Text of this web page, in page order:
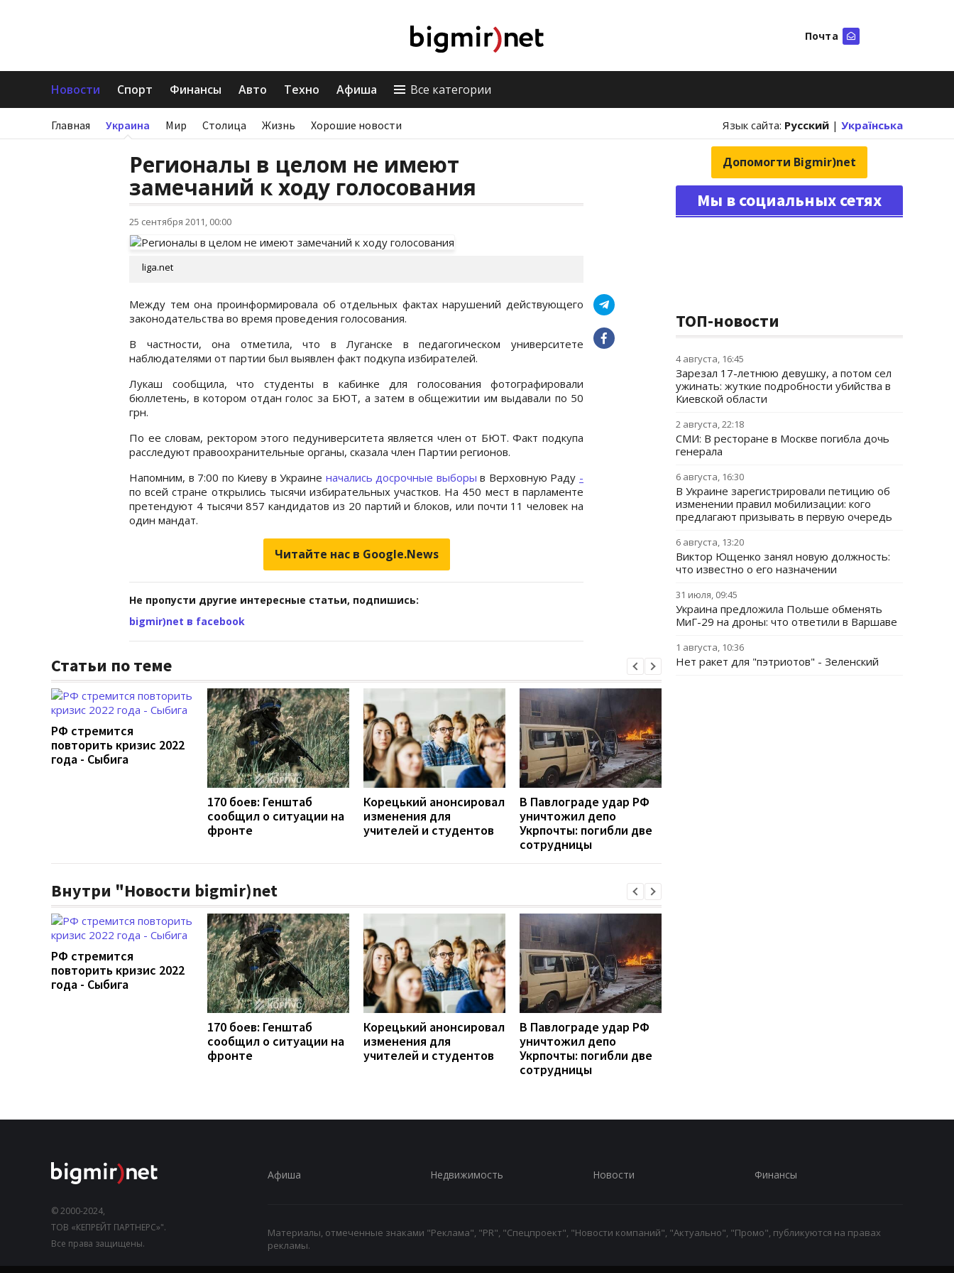
Почта
Новости Спорт Финансы Авто Техно Афиша Все категории
Главная Украина Мир Столица Жизнь Хорошие новости Язык сайта: Русский | Українська
Регионалы в целом не имеют
замечаний к ходу голосования
25 сентября 2011, 00:00
liga.net
Между тем она проинформировала об отдельных фактах нарушений действующего
законодательства во время проведения голосования.
В частности, она отметила, что в Луганске в педагогическом университете
наблюдателями от партии был выявлен факт подкупа избирателей.
Лукаш сообщила, что студенты в кабинке для голосования фотографировали
бюллетень, в котором отдан голос за БЮТ, а затем в общежитии им выдавали по 50
грн.
По ее словам, ректором этого педуниверситета является член от БЮТ. Факт подкупа
расследуют правоохранительные органы, сказала член Партии регионов.
Напомним, в 7:00 по Киеву в Украине начались досрочные выборы в Верховную Раду -
по всей стране открылись тысячи избирательных участков. На 450 мест в парламенте
претендуют 4 тысячи 857 кандидатов из 20 партий и блоков, или почти 11 человек на
один мандат.
Читайте нас в Google.News
Не пропусти другие интересные статьи, подпишись:
bigmir)net в facebook
Статьи по теме
РФ стремится
повторить кризис 2022
года - Сыбига
170 боев: Генштаб
сообщил о ситуации на
фронте
Корецький анонсировал
изменения для
учителей и студентов
В Павлограде удар РФ
уничтожил депо
Укрпочты: погибли две
сотрудницы
Внутри "Новости bigmir)net
РФ стремится
повторить кризис 2022
года - Сыбига
170 боев: Генштаб
сообщил о ситуации на
фронте
Корецький анонсировал
изменения для
учителей и студентов
В Павлограде удар РФ
уничтожил депо
Укрпочты: погибли две
сотрудницы
Допомогти Bigmir)net
Мы в социальных сетях
ТОП-новости
4 августа, 16:45
Зарезал 17-летнюю девушку, а потом сел
ужинать: жуткие подробности убийства в
Киевской области
2 августа, 22:18
СМИ: В ресторане в Москве погибла дочь
генерала
6 августа, 16:30
В Украине зарегистрировали петицию об
изменении правил мобилизации: кого
предлагают призывать в первую очередь
6 августа, 13:20
Виктор Ющенко занял новую должность:
что известно о его назначении
31 июля, 09:45
Украина предложила Польше обменять
МиГ-29 на дроны: что ответили в Варшаве
1 августа, 10:36
Нет ракет для "пэтриотов" - Зеленский
© 2000-2024,
ТОВ «КЕПРЕЙТ ПАРТНЕРС»".
Все права защищены.
Афиша Недвижимость Новости Финансы
Материалы, отмеченные знаками "Реклама", "PR", "Спецпроект", "Новости компаний", "Актуально", "Промо", публикуются на правах
рекламы.